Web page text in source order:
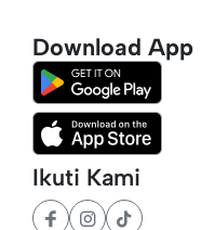
Download App
Ikuti Kami